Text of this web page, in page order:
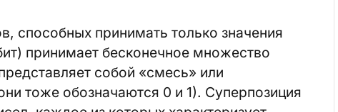
способных принимать только значения
принимает бесконечное множество
собой «смесь» или
тоже обозначаются 0 и 1). Суперпозиция